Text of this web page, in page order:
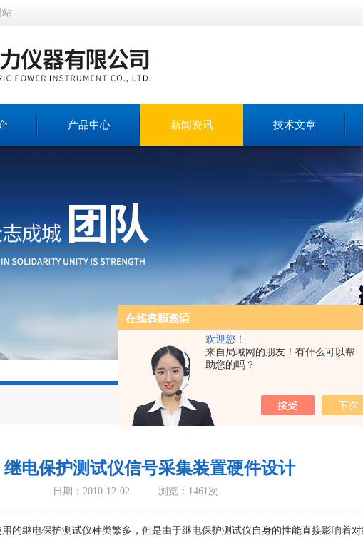
欢迎您！
来自局域网的朋友！有什么可以帮
助您的吗？
站
产品中心 新闻资讯 技术文章
继电保护测试仪信号采集装置硬件设计
日期：2010-12-02 浏览：1461次
的继电保护测试仪种类繁多，但是由于继电保护测试仪自身的性能直接影响着